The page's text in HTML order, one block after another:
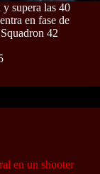
supera las 40
en fase de
42
en un shooter